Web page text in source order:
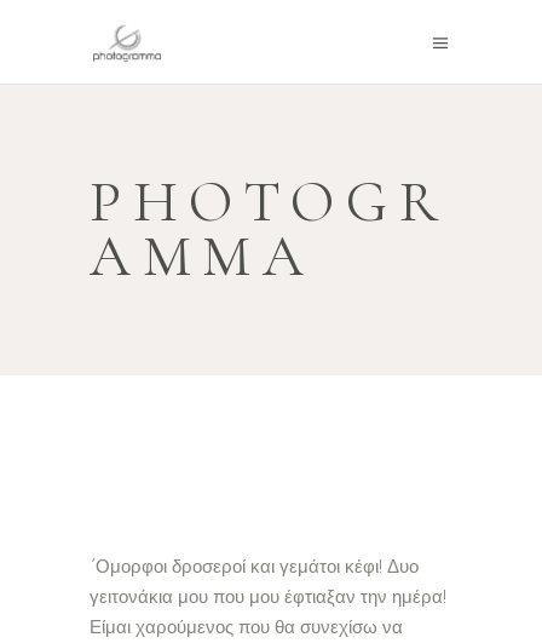
PHOTOGR
AMMA
´Ομορφοι δροσεροί και γεμάτοι κέφι! Δυο
γειτονάκια μου που μου έφτιαξαν την ημέρα!
Είμαι χαρούμενος που θα συνεχίσω να